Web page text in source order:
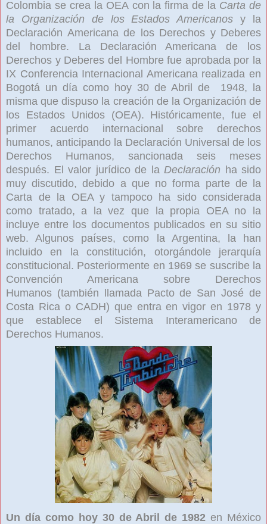
Colombia se crea la OEA con la firma de la Carta de
la Organización de los Estados Americanos
y la
Declaración Americana de los Derechos y Deberes
del hombre. La
Declaración Americana de los
Derechos y Deberes del Hombre fue aprobada por la
IX Conferencia Internacional Americana realizada en
Bogotá un día como hoy 30 de Abril de
1948, la
misma que dispuso la creación de la Organización de
los Estados Unidos
(OEA). Históricamente, fue el
primer acuerdo internacional sobre derechos
humanos, anticipando la Declaración Universal de los
Derechos Humanos, sancionada seis meses
después. El valor jurídico de la Declaración ha sido
muy discutido, debido a que no forma parte de la
Carta de la OEA y tampoco ha sido considerada
como tratado, a la vez que la propia OEA no la
incluye entre los documentos publicados en su sitio
web. Algunos países, como la Argentina, la han
incluido en la constitución, otorgándole jerarquía
constitucional. Posteriormente en 1969 se suscribe la
Convención Americana sobre Derechos
Humanos (también llamada Pacto de San José de
Costa Rica o CADH) que entra en vigor en 1978 y
que establece el Sistema Interamericano de
Derechos Humanos.
Un día como hoy 30 de Abril de 1982 en México